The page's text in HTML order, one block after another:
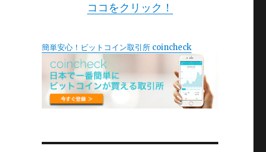
ココをクリック！
簡単安心！ビットコイン取引所 coincheck